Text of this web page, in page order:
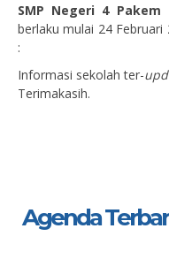
SMP Negeri 4 Pakem
berlaku mulai 24
:
Informasi sekolah ter-
Terimakasih.
Agenda